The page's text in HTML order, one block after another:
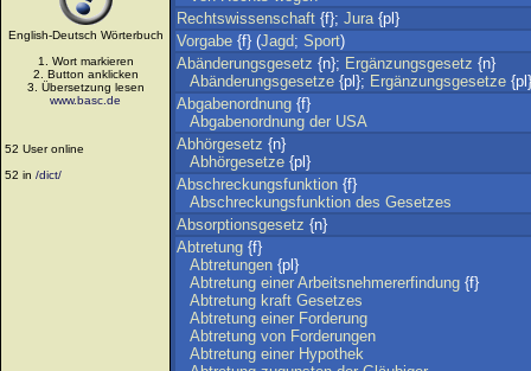
English-Deutsch Wörterbuch
1. Wort markieren
2. Button anklicken
3. Übersetzung lesen
www.basc.de
52 User online
52 in /dict/
Rechtswissenschaft {f}; Jura{pl}
Vorgabe {f} (Jagd; Sport)
Abänderungsgesetz {n}; Ergänzungsgesetz {n}
Abänderungsgesetze {pl}; Ergänzungsgesetze {pl}
Abgabenordnung {f}
Abgabenordnung der USA
Abhörgesetz {n}
Abhörgesetze {pl}
Abschreckungsfunktion {f}
Abschreckungsfunktion des Gesetzes
Absorptionsgesetz {n}
Abtretung {f}
Abtretungen {pl}
Abtretung einer Arbeitsnehmererfindung {f}
Abtretung kraft Gesetzes
Abtretung einer Forderung
Abtretung von Forderungen
Abtretung einer Hypothek